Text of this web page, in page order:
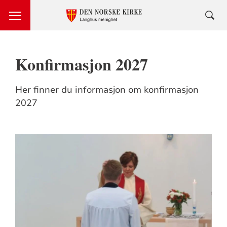
Konfirmasjon 2027
Her finner du informasjon om konfirmasjon
2027